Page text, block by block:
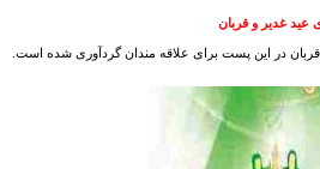
عید غدیر و قربان
در این پست برای علاقه مندان گردآوری شده است.